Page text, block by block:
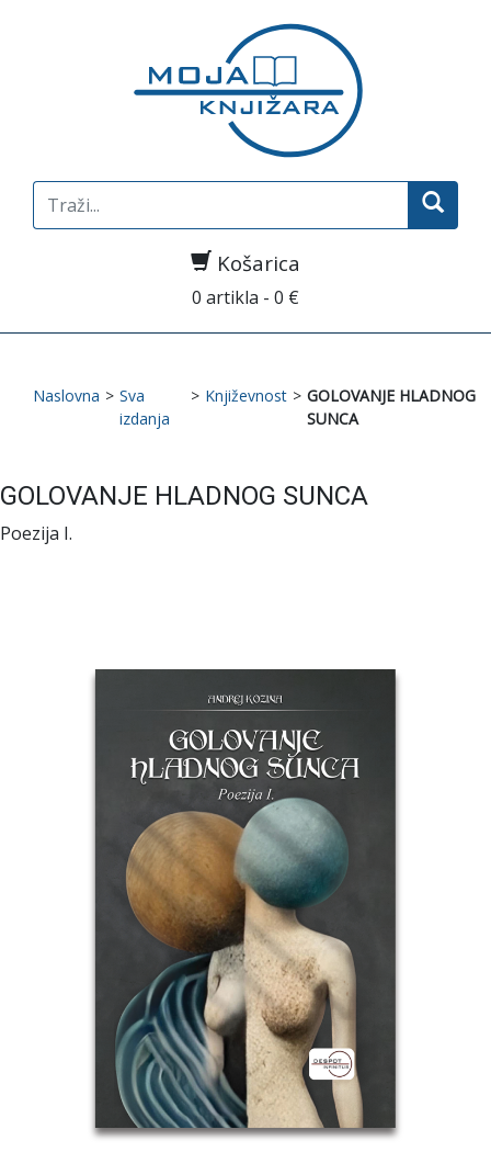
Search
for:
Košarica
0 artikla - 0 €
Naslovna > Sva
izdanja
> Književnost > GOLOVANJE HLADNOG
SUNCA
GOLOVANJE HLADNOG SUNCA
Poezija I.